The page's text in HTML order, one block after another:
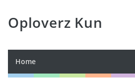
Oploverz Kun
Home